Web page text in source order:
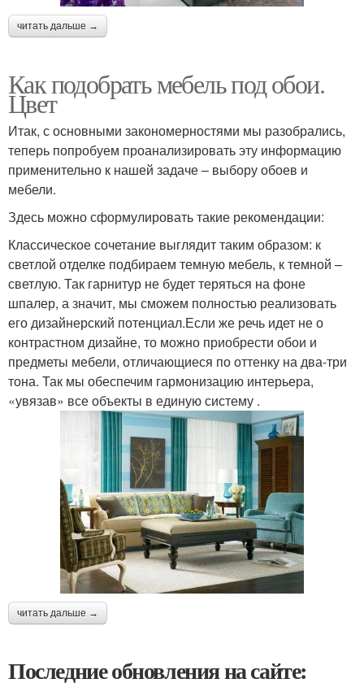
читать дальше →
Как подобрать мебель под обои.
Цвет
Итак, с основными закономерностями мы разобрались,
теперь попробуем проанализировать эту информацию
применительно к нашей задаче – выбору обоев и
мебели.
Здесь можно сформулировать такие рекомендации:
Классическое сочетание выглядит таким образом: к
светлой отделке подбираем темную мебель, к темной –
светлую. Так гарнитур не будет теряться на фоне
шпалер, а значит, мы сможем полностью реализовать
его дизайнерский потенциал.Если же речь идет не о
контрастном дизайне, то можно приобрести обои и
предметы мебели, отличающиеся по оттенку на два-три
тона. Так мы обеспечим гармонизацию интерьера,
«увязав» все объекты в единую систему .
читать дальше →
Последние обновления на сайте: